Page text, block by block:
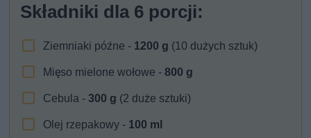
Składniki dla 6 porcji:
Ziemniaki późne - 1200 g (10 dużych sztuk)
Mięso mielone wołowe -800 g
Cebula -300 g (2 duże sztuki)
Olej rzepakowy - 100 ml